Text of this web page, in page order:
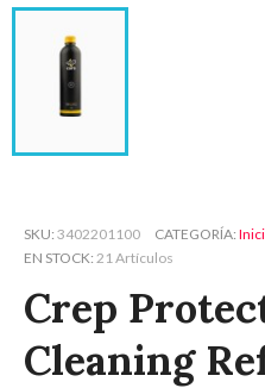
SKU 3402201100 CATEGORÍA
EN STOCK 21 Artículos
Crep
Cleaning